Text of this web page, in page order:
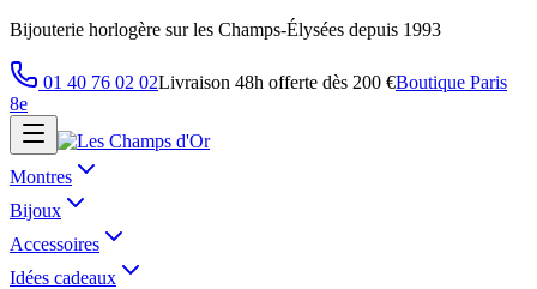
Bijouterie horlogère sur les Champs-Élysées depuis 1993
01 40 76 02 02Livraison 48h offerte dès 200 €Boutique Paris
8e
Montres
Bijoux
Accessoires
Idées cadeaux